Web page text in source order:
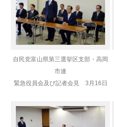
自民党富山県第三選挙区支部・高岡
市連
緊急役員会及び記者会見 3月16日